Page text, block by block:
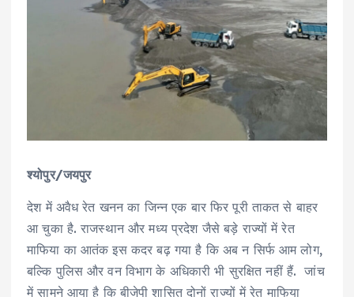
श्योपुर/जयपुर
देश में अवैध रेत खनन का जिन्न एक बार फिर पूरी ताकत से बाहर
आ चुका है. राजस्थान और मध्य प्रदेश जैसे बड़े राज्यों में रेत
माफिया का आतंक इस कदर बढ़ गया है कि अब न सिर्फ आम लोग,
बल्कि पुलिस और वन विभाग के अधिकारी भी सुरक्षित नहीं हैं. जांच
में सामने आया है कि बीजेपी शासित दोनों राज्यों में रेत माफिया